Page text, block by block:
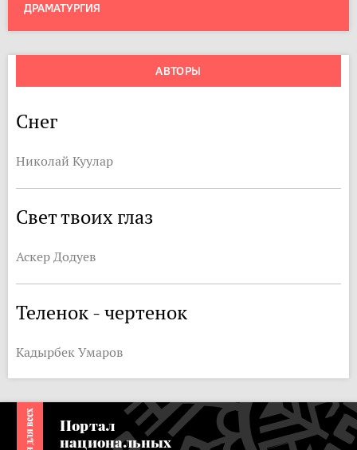
ДРАМАТУРГИЯ
АВТОРЫ
Снег
Николай Куулар
Свет твоих глаз
Аскер Додуев
Теленок - чертенок
Кадырбек Умаров
Портал
национальных